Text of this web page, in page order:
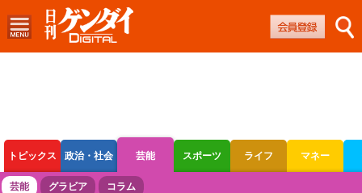
トピックス 政治・社会 芸能 スポーツ ライフ マネー
ボートレース 競輪 オートレース
芸能 グラビア コラム